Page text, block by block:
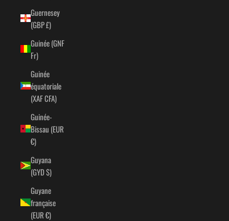
Guernesey
(GBP £)
Guinée (GNF
Fr)
Guinée
équatoriale
(XAF CFA)
Guinée-
Bissau (EUR
€)
Guyana
(GYD $)
Guyane
française
(EUR €)